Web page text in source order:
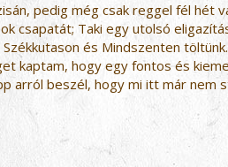
pedig még csak reggel fél hét
csapatát; Taki egy utolsó
és Mindszenten
kaptam, hogy egy fontos és
arról beszél, hogy mi itt már nem